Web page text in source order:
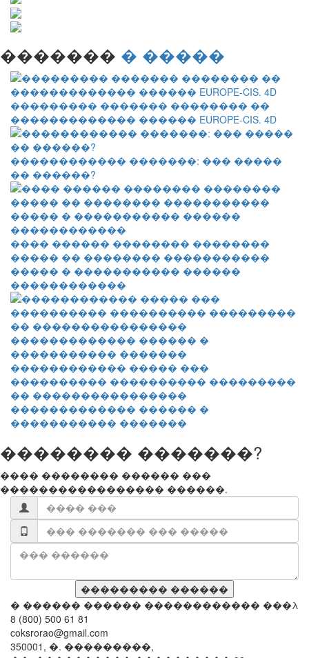
������� � �����
��������� ������� �������� ��
������������� ������ EUROPE-CIS. 4D
������������ �������: ��� �����
�� ������?
���� ������ �������� ��������
����� �� �������� �����������
����� � ����������� ������
������������
������������ ����� ���
���������� ���������� ���������
�� ����������������
������������� ������ �
����������� �������
�������� �������?
���� �������� ������ ���
����������������� ������.
� ������ ������ ������������ ���λ
8 (800) 500 61 81
coksrorao@gmail.com
350001, �. ���������,